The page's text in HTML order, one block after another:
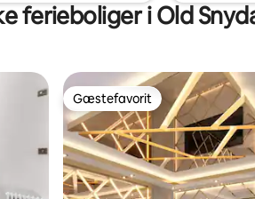
ferieboliger i Old
Gæstefavorit
Gæstefavorit